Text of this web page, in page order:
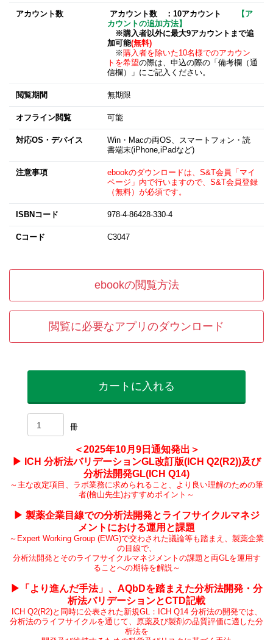
アカウント数 アカウント数 ：10アカウント
【ア
カウントの追加方法】
※購入者以外に最大9アカウントまで追
加可能(無料)
※ 購入者を除いた10名様でのアカウン
トを希望の際は、申込の際の「備考欄（通
信欄）」にご記入ください。
閲覧期間 無期限
オフライン閲覧 可能
対応OS・デバイス
Win・Macの両OS、スマートフォン・読
書端末(iPhone,iPadなど)
注意事項
ebookのダウンロードは、S&T会員「マイ
ページ」内で行いますので、S&T会員登録
（無料）が必須です。
ISBNコード 978-4-86428-330-4
Cコード C3047
ebookの閲覧方法
閲覧に必要なアプリのダウンロード
カートに入れる
冊
＜2025年10月9日通知発出＞
▶ ICH 分析法バリデーションGL改訂版(ICH Q2(R2))及び
分析法開発GL(ICH Q14)
～主な改定項目、ラボ業務に求められること、より良い理解のための筆
者(檜山先生)おすすめポイント～
▶ 製薬企業目線での分析法開発とライフサイクルマネジ
メントにおける運用と課題
～Expert Working Group (EWG)で交わされた議論等も踏まえ、製薬企業
の目線で、
分析法開発とそのライフサイクルマネジメントの課題と両GLを運用す
ることへの期待を解説～
▶「より進んだ手法」、AQbDを踏まえた分析法開発・分
析法バリデーションとCTD記載
ICH Q2(R2)と同時に公表された新規GL：ICH Q14 分析法の開発では、
分析法のライフサイクルを通じて、原薬及び製剤の品質評価に適した分
析法を